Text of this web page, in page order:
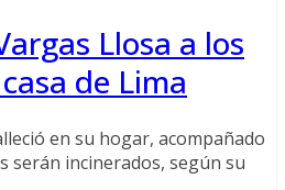
Llosa a los
de Lima
en su hogar, acompañado
serán incinerados, según su